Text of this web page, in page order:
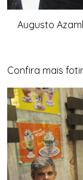
Augusto
Confira mais